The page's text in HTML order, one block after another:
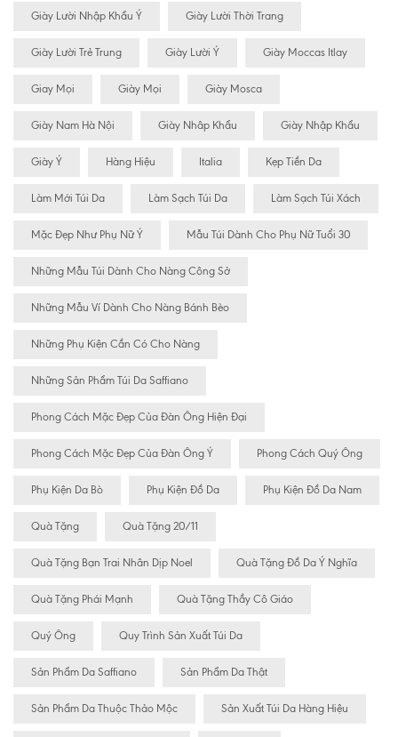
Giày Lười Nhập Khẩu Ý Giày Lười Thời Trang
Giày Lười Trẻ Trung Giày Lười Ý Giày Moccas Itlay
Giay Mọi Giày Mọi Giày Mosca
Giày Nam Hà Nội Giày Nhâp Khẩu Giày Nhập Khẩu
Giày Ý Hàng Hiệu Italia Kẹp Tiền Da
Làm Mới Túi Da Làm Sạch Túi Da Làm Sạch Túi Xách
Mặc Đẹp Như Phụ Nữ Ý Mẫu Túi Dành Cho Phụ Nữ Tuổi 30
Những Mẫu Túi Dành Cho Nàng Công Sở
Những Mẫu Ví Dành Cho Nàng Bánh Bèo
Những Phụ Kiện Cần Có Cho Nàng
Những Sản Phẩm Túi Da Saffiano
Phong Cách Mặc Đẹp Của Đàn Ông Hiện Đại
Phong Cách Mặc Đẹp Của Đàn Ông Ý Phong Cách Quý Ông
Phụ Kiện Da Bò Phụ Kiện Đồ Da Phụ Kiện Đồ Da Nam
Quà Tặng Quà Tặng 20/11
Quà Tặng Bạn Trai Nhân Dịp Noel Quà Tặng Đồ Da Ý Nghĩa
Quà Tặng Phái Mạnh Quà Tặng Thầy Cô Giáo
Quý Ông Quy Trình Sản Xuất Túi Da
Sản Phẩm Da Saffiano Sản Phẩm Da Thật
Sản Phẩm Da Thuộc Thảo Mộc Sản Xuất Túi Da Hàng Hiệu